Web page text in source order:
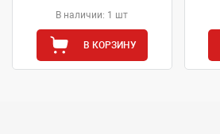
В наличии: 1 шт
В КОРЗИНУ